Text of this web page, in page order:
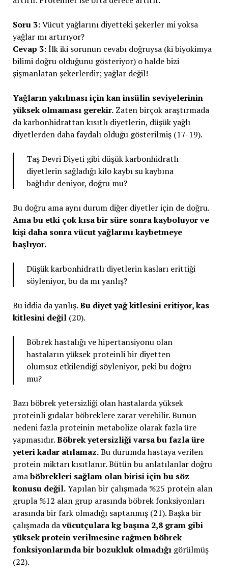
Soru 3:Vücut yağlarını diyetteki şekerler mi yoksa
yağlar mı artırıyor?
Cevap 3:İlk iki sorunun cevabı doğruysa (ki biyokimya
bilimi doğru olduğunu gösteriyor) o halde bizi
şişmanlatan şekerlerdir; yağlar değil!
Yağların yakılması için kan insülin seviyelerinin
yüksek olmaması gerekir.Zaten birçok araştırmada
da karbonhidrattan kısıtlı diyetlerin, düşük yağlı
diyetlerden daha faydalı olduğu gösterilmiş (17-19).
Taş Devri Diyeti gibi düşük karbonhidratlı
diyetlerin sağladığı kilo kaybı su kaybına
bağlıdır deniyor, doğru mu?
Bu doğru ama aynı durum diğer diyetler için de doğru.
Ama bu etki çok kısa bir süre sonra kayboluyor ve
kişi daha sonra vücut yağlarını kaybetmeye
başlıyor.
Düşük karbonhidratlı diyetlerin kasları erittiği
söyleniyor, bu da mı yanlış?
Bu iddia da yanlış.Bu diyet yağ kitlesini eritiyor, kas
kitlesini değil(20).
Böbrek hastalığı ve hipertansiyonu olan
hastaların yüksek proteinli bir diyetten
olumsuz etkilendiği söyleniyor, peki bu doğru
mu?
Bazı böbrek yetersizliği olan hastalarda yüksek
proteinli gıdalar böbreklere zarar verebilir. Bunun
nedeni fazla proteinin metabolize olarak fazla üre
yapmasıdır.Böbrek yetersizliği varsa bu fazla üre
yeteri kadar atılamaz.Bu durumda hastaya verilen
protein miktarı kısıtlanır. Bütün bu anlatılanlar doğru
amaböbrekleri sağlam olan birisi için bu söz
konusu değil.Yapılan bir çalışmada %25 protein alan
grupla %12 alan grup arasında böbrek fonksiyonları
arasında bir fark olmadığı saptanmış (21). Başka bir
çalışmada davücutçulara kg başına 2,8 gram gibi
yüksek protein verilmesine rağmen böbrek
fonksiyonlarında bir bozukluk olmadığıgörülmüş
(22).